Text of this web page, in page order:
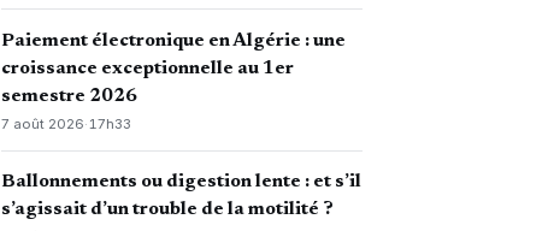
Paiement électronique en Algérie : une
croissance exceptionnelle au 1er
semestre 2026
7 août 2026·17h33
Ballonnements ou digestion lente : et s’il
s’agissait d’un trouble de la motilité ?